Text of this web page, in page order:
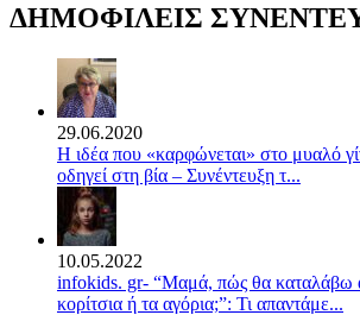
ΔΗΜΟΦΙΛΕΙΣ
29.06.2020
Η ιδέα που «καρφώνεται» στο μυαλό
οδηγεί στη βία – Συνέντευξη τ...
10.05.2022
infokids. gr- “Μαμά, πώς θα καταλάβω
κορίτσια ή τα αγόρια;”: Τι απαντάμε...